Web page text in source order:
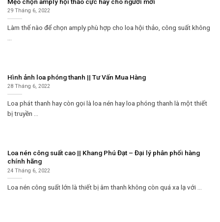
29 Tháng 6, 2022
Làm thế nào để chọn amply phù hợp cho loa hội thảo, công suất không
Hình ảnh loa phóng thanh || Tư Vấn Mua Hàng
28 Tháng 6, 2022
Loa phát thanh hay còn gọi là loa nén hay loa phóng thanh là một thiết
bị truyền ...
Loa nén công suất cao || Khang Phú Đạt – Đại lý phân phối hàng
chính hãng
24 Tháng 6, 2022
Loa nén công suất lớn là thiết bị âm thanh không còn quá xa lạ với ...